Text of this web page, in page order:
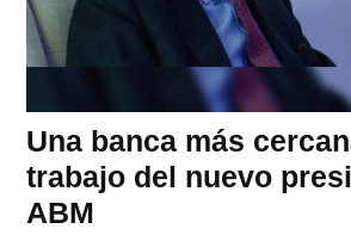
Una banca más
trabajo del nuevo
ABM